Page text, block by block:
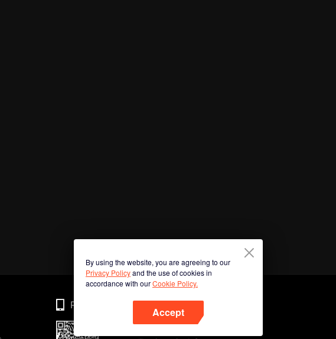
By using the website, you are agreeing to our
Privacy Policyand the use of cookies in
accordance with ourCookie Policy.
Accept
Phone